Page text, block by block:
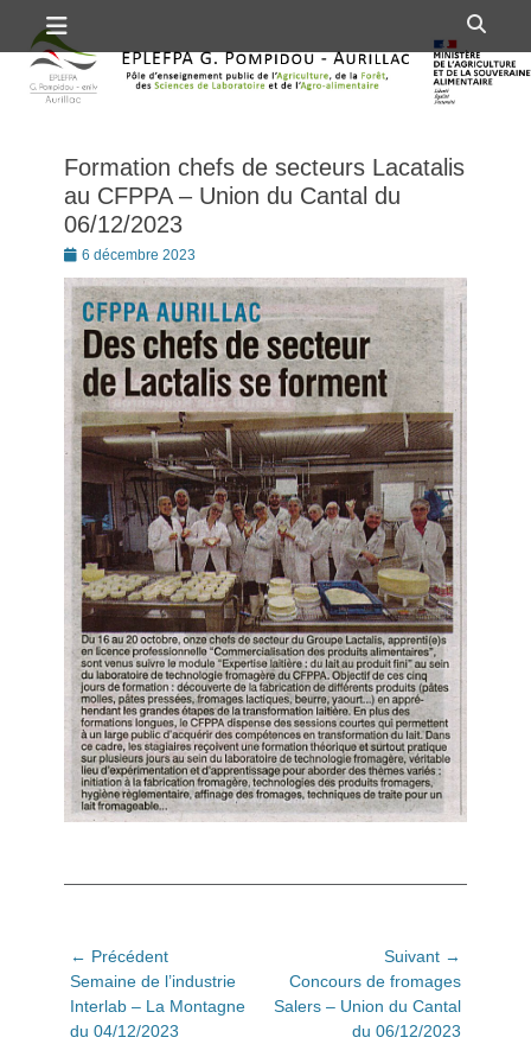
au
contenu
Premier menu
Formation chefs de secteurs Lacatalis
au CFPPA – Union du Cantal du
06/12/2023
Posté
le
6 décembre 2023
Navigation
de
l’article
← Précédent
Article
précédent:
Semaine de l’industrie
Interlab – La Montagne
du 04/12/2023
Suivant →
Article
suivant:
Concours de fromages
Salers – Union du Cantal
du 06/12/2023